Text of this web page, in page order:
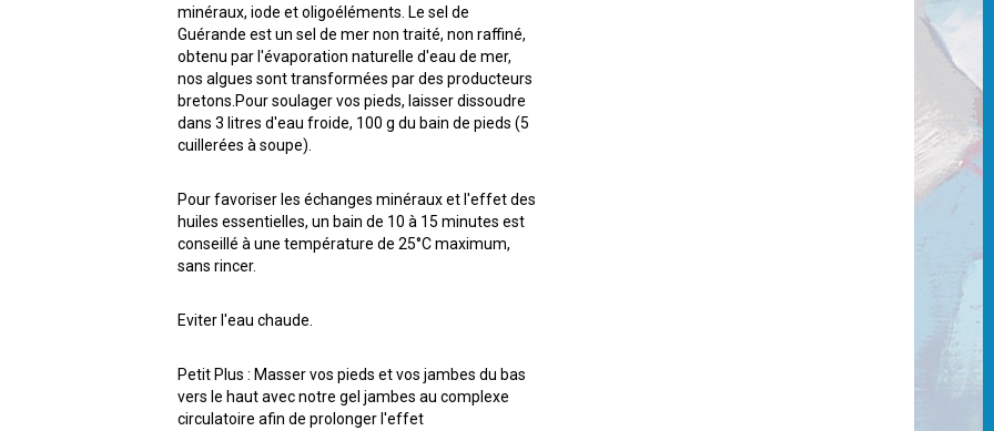
minéraux, iode et oligoéléments. Le sel de
Guérande est un sel de mer non traité, non raffiné,
obtenu par l'évaporation naturelle d'eau de mer,
nos algues sont transformées par des producteurs
bretons.Pour soulager vos pieds, laisser dissoudre
dans 3 litres d'eau froide, 100 g du bain de pieds (5
cuillerées à soupe).
Pour favoriser les échanges minéraux et l'effet des
huiles essentielles, un bain de 10 à 15 minutes est
conseillé à une température de 25°C maximum,
sans rincer.
Eviter l'eau chaude.
Petit Plus : Masser vos pieds et vos jambes du bas
vers le haut avec notre gel jambes au complexe
circulatoire afin de prolonger l'effet